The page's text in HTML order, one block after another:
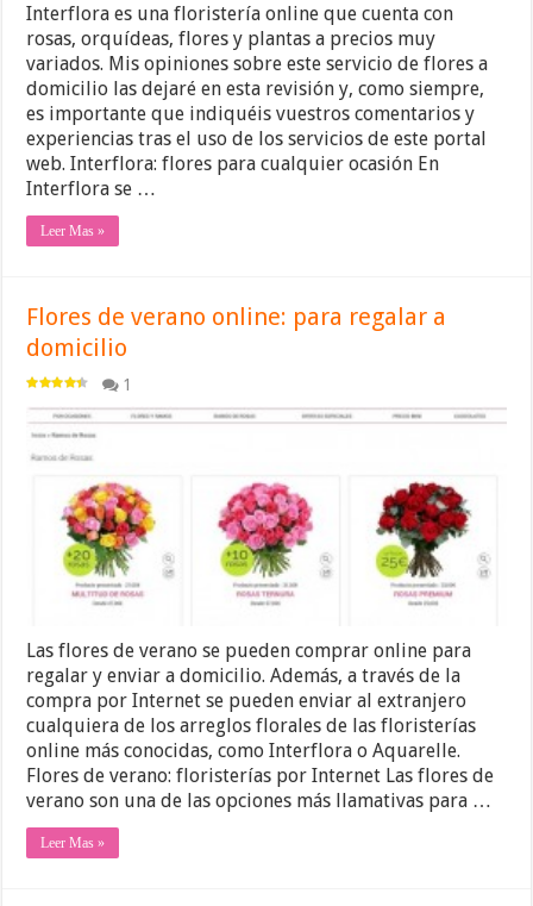
Interflora es una floristería online que cuenta con
rosas, orquídeas, flores y plantas a precios muy
variados. Mis opiniones sobre este servicio de flores a
domicilio las dejaré en esta revisión y, como siempre,
es importante que indiquéis vuestros comentarios y
experiencias tras el uso de los servicios de este portal
web. Interflora: flores para cualquier ocasión En
Interflora se …
Leer Mas »
Flores de verano online: para regalar a
domicilio
1
Las flores de verano se pueden comprar online para
regalar y enviar a domicilio. Además, a través de la
compra por Internet se pueden enviar al extranjero
cualquiera de los arreglos florales de las floristerías
online más conocidas, como Interflora o Aquarelle.
Flores de verano: floristerías por Internet Las flores de
verano son una de las opciones más llamativas para …
Leer Mas »